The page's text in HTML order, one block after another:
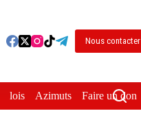
Nous contacter
lois Azimuts Faire un don